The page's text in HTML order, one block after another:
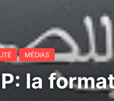
MÉDIAS
la